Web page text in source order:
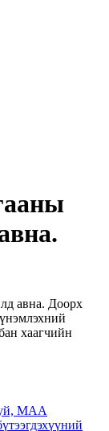
авна. Доорх
хаагчийн